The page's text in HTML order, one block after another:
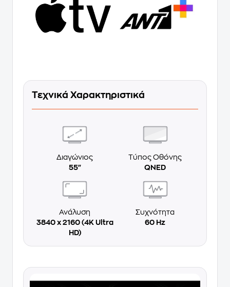
Τεχνικά Χαρακτηριστικά
Διαγώνιος
55"
Τύπος Οθόνης
QNED
Ανάλυση
3840 x 2160 (4K Ultra
HD)
Συχνότητα
60 Hz